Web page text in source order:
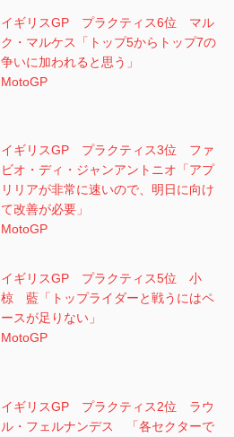
イギリスGP プラクティス6位 マル
ク・マルケス「トップ5からトップ7の
争いに加われると思う」
MotoGP
イギリスGP プラクティス3位 ファ
ビオ・ディ・ジャンアントニオ「アプ
リリアが非常に速いので、明日に向け
て改善が必要」
MotoGP
イギリスGP プラクティス5位 小
椋 藍「トップライダーと戦うにはペ
ースが足りない」
MotoGP
イギリスGP プラクティス2位 ラウ
ル・フェルナンデス 「各セクターで